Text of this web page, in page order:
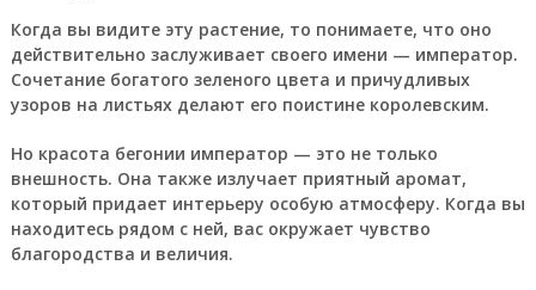
Когда вы видите эту растение, то понимаете, что оно
действительно заслуживает своего имени — император.
Сочетание богатого зеленого цвета и причудливых
узоров на листьях делают его поистине королевским.
Но красота бегонии император — это не только
внешность. Она также излучает приятный аромат,
который придает интерьеру особую атмосферу. Когда вы
находитесь рядом с ней, вас окружает чувство
благородства и величия.